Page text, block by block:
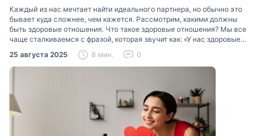
Каждый из нас мечтает найти идеального партнера, но обычно это
бывает куда сложнее, чем кажется. Рассмотрим, какими должны
быть здоровые отношения. Что такое здоровые отношения? Мы все
чаще сталкиваемся с фразой, которая звучит как: «У нас здоровые
отношения». Что именно подразумевается…
25 августа 2025 8 мин. 0